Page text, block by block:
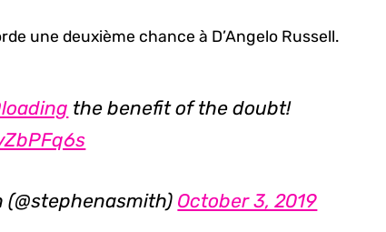
une deuxième chance à D’Angelo Russell.
the benefit of the doubt!
(@stephenasmith) October 3, 2019